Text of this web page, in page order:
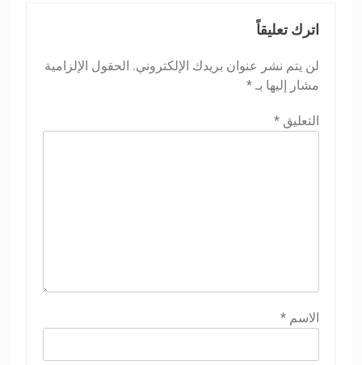
اترك تعليقاً
لن يتم نشر عنوان بريدك الإلكتروني. الحقول الإلزامية
مشار إليها بـ *
التعليق *
الاسم *